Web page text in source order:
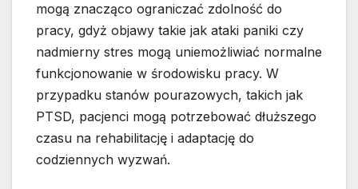
mogą znacząco ograniczać zdolność do
pracy, gdyż objawy takie jak ataki paniki czy
nadmierny stres mogą uniemożliwiać normalne
funkcjonowanie w środowisku pracy. W
przypadku stanów pourazowych, takich jak
PTSD, pacjenci mogą potrzebować dłuższego
czasu na rehabilitację i adaptację do
codziennych wyzwań.